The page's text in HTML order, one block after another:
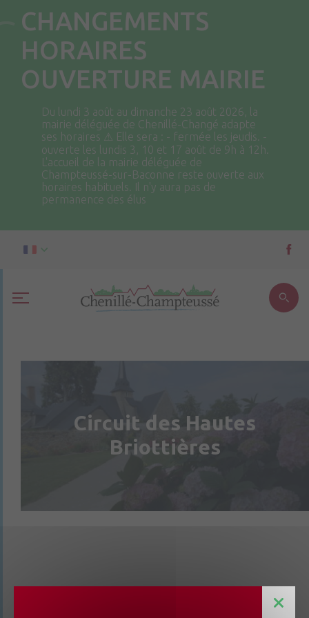
CHANGEMENTS
HORAIRES
OUVERTURE MAIRIE
Du lundi 3 août au dimanche 23 août 2026, la
mairie déléguée de Chenillé-Changé adapte
ses horaires ⚠ Elle sera : - fermée les jeudis. -
ouverte les lundis 3, 10 et 17 août de 9h à 12h.
L'accueil de la mairie déléguée de
Champteussé-sur-Baconne reste ouverte aux
horaires habituels. Il n'y aura pas de
permanence des élus
Circuit des Hautes
Briottières